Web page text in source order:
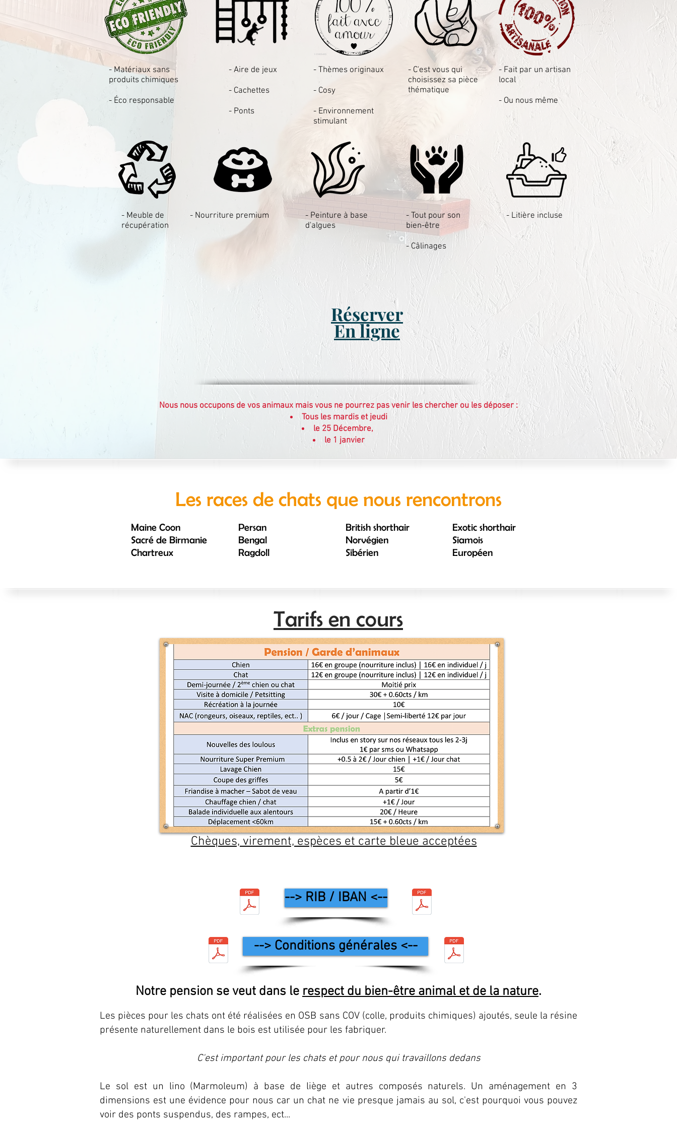
- Matériaux sans
produits chimiques
- Éco responsable
- Aire de jeux
- Cachettes
- Ponts
- Thèmes originaux
- Cosy
- Environnement
stimulant
- C'est vous qui
choisissez sa pièce
thématique
- Fait par un artisan
local
- Ou nous même
- Meuble de
récupération
- Nourriture premium
- Peinture à base
d'algues
- Tout pour son
bien-être
- Câlinages
- Litière incluse
Réserver
En ligne
Nous nous occupons de vos animaux mais vous ne pourrez pas venir les chercher ou les déposer :
Tous les mardis et jeudi
le 25 Décembre,
le 1 janvier
Les races de chats que nous rencontrons
Maine Coon
Sacré de Birmanie
Chartreux
Persan
Bengal
Ragdoll
British shorthair
Norvégien
Sibérien
Exotic shorthair
Siamois
Européen
Chèques, virement, espèces et carte bleue acceptées
Tarifs en cours
--> RIB / IBAN <--
--> Conditions générales <--
Notre pension se veut dans le respect du bien-être animal et de la nature.
Les pièces pour les chats ont été réalisées en OSB sans COV (colle, produits chimiques) ajoutés, seule la résine
présente naturellement dans le bois est utilisée pour les fabriquer.
C'est important pour les chats et pour nous qui travaillons dedans
Le sol est un lino (Marmoleum) à base de liège et autres composés naturels. Un aménagement en 3
dimensions est une évidence pour nous car un chat ne vie presque jamais au sol, c'est pourquoi vous pouvez
voir des ponts suspendus, des rampes, ect...